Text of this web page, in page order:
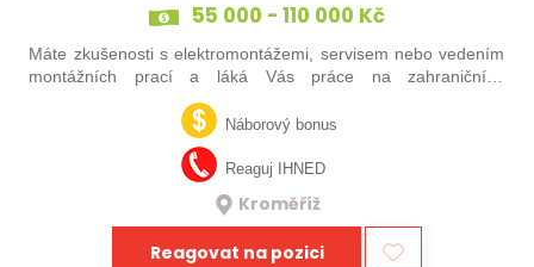
55 000 - 110 000 Kč
Máte zkušenosti s elektromontážemi, servisem nebo vedením
montážních prací a láká Vás práce na zahraničních
projektech? Nebo jste šikovný elektrikář či elektromontér, který
už nechce být jen „řadový…Náborový bonus
Reaguj IHNED
Kroměříž
Reagovat na pozici